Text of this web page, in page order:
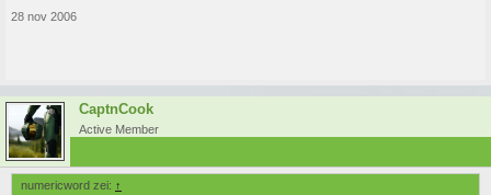
28 nov 2006
CaptnCook
Active Member
numericword zei: ↑